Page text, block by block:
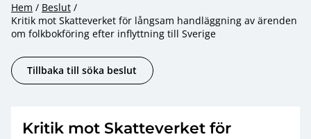
Hem
Beslut
Kritik mot Skatteverket för långsam handläggning av ärenden
om folkbokföring efter inflyttning till Sverige
Tillbaka till söka beslut
Kritik mot Skatteverket för